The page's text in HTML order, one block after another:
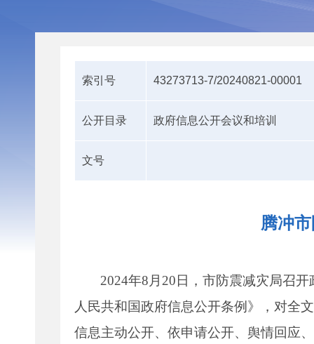
索引号 43273713-7/20240821-00001
公开目录 政府信息公开会议和培训
文号
腾冲
2024年8月20日，市防震减灾局召
人民共和国政府信息公开条例》，对全
信息主动公开、依申请公开、舆情回应